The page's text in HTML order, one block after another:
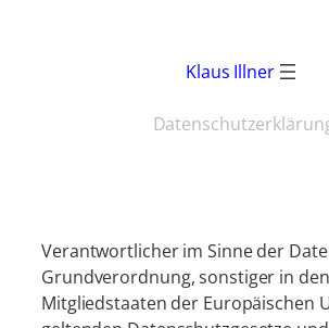
Klaus Illner
Verantwortlicher im Sinne der
Grundverordnung, sonstiger in den
Mitgliedstaaten der Europäischen